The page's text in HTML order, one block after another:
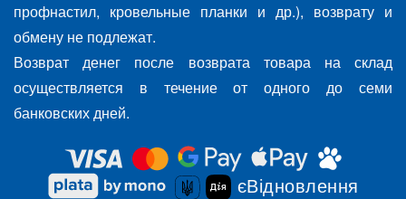
профнастил, кровельные планки и др.), возврату и
обмену не подлежат.
Возврат денег после возврата товара на склад
осуществляется в течение от одного до семи
банковских дней.
єВідновлення